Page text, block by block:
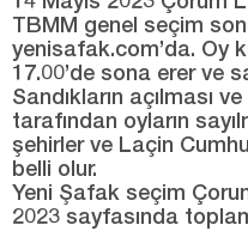
TBMM genel seçim
yenisafak.com’da. Oy
17.00’de sona erer ve
Sandıkların açılması
tarafından oyların
şehirler ve Laçin
belli olur.
Yeni Şafak seçim
2023 sayfasında